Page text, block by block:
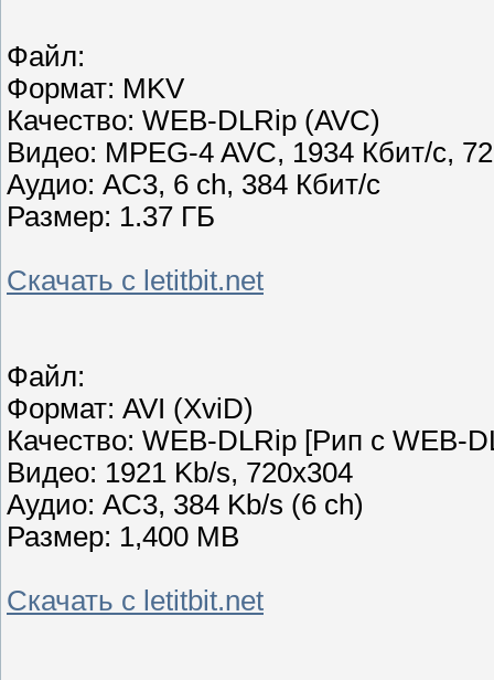
Файл:
Формат: MKV
Качество: WEB-DLRip (AVC)
Видео: MPEG-4 AVC, 1934 Кбит/с,
Аудио: AC3, 6 ch, 384 Кбит/с
Размер: 1.37 ГБ
Скачать с letitbit.net
Файл:
Формат: AVI (XviD)
Качество: WEB-DLRip [Рип с WEB-
Видео: 1921 Kb/s, 720x304
Аудио: AC3, 384 Kb/s (6 ch)
Размер: 1,400 MB
Скачать с letitbit.net